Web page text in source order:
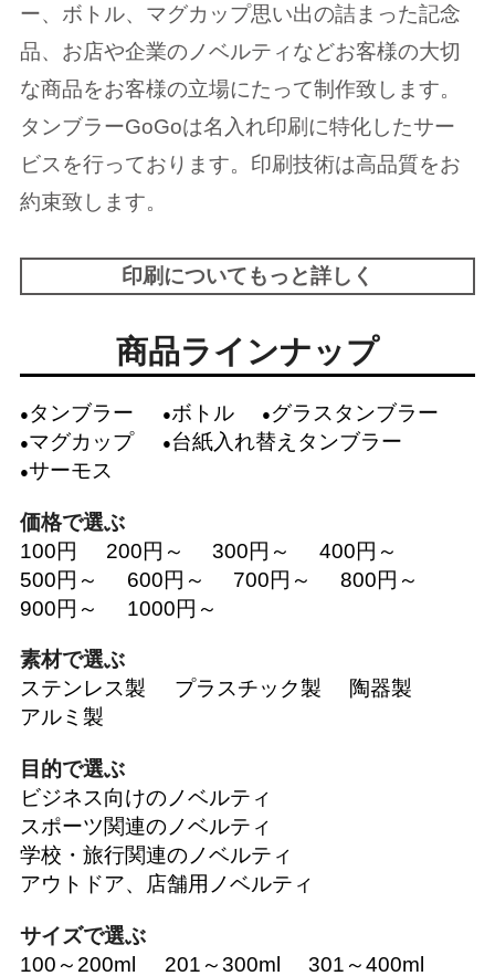
ー、ボトル、マグカップ思い出の詰まった記念
品、お店や企業のノベルティなどお客様の大切
な商品をお客様の立場にたって制作致します。
タンブラーGoGoは名入れ印刷に特化したサー
ビスを行っております。印刷技術は高品質をお
約束致します。
印刷についてもっと詳しく
商品ラインナップ
タンブラー ボトル
グラスタンブラー
マグカップ
台紙入れ替えタンブラー
サーモス
価格で選ぶ
100円
200円～ 300円～
400円～
500円～
600円～ 700円～
800円～
900円～
1000円～
素材で選ぶ
ステンレス製
プラスチック製
陶器製
アルミ製
目的で選ぶ
ビジネス向けのノベルティ
スポーツ関連のノベルティ
学校・旅行関連のノベルティ
アウトドア、店舗用ノベルティ
サイズで選ぶ
100～200ml
201～300ml
301～400ml